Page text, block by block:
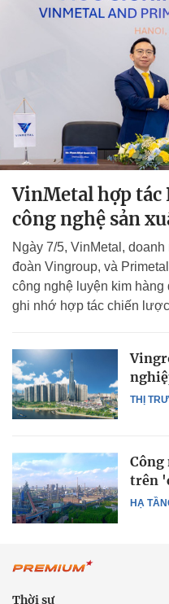
VinMetal hợp
công nghệ sản
Ngày 7/5, VinMetal,
đoàn Vingroup, và
công nghệ luyện kim
ghi nhớ hợp tác chiến
THỊ
HẠ
Công
trên
Thời sự